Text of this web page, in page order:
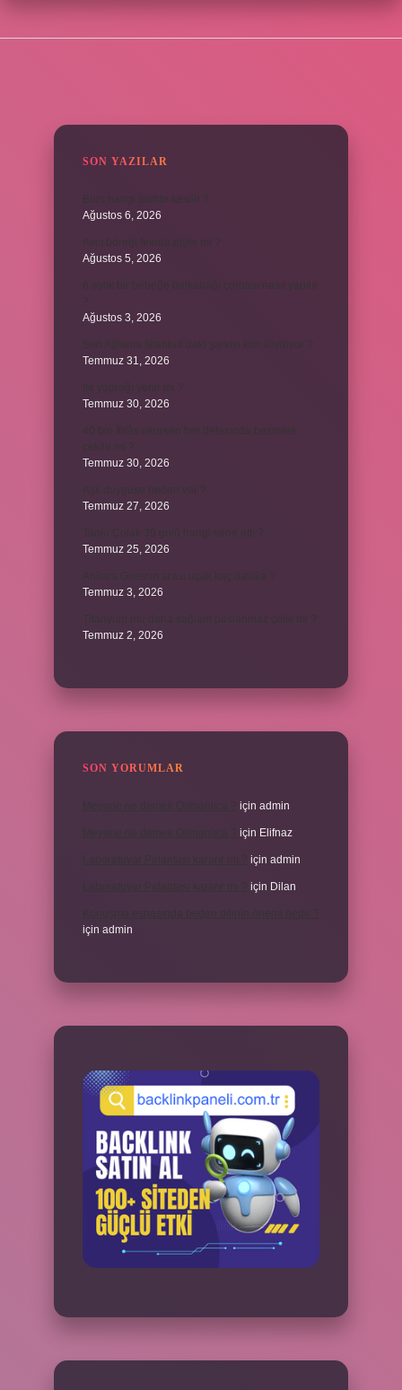
SON YAZILAR
Burs hangi tarihte kesilir ?
Ağustos 6, 2026
Avcı böreği fırında pişer mi ?
Ağustos 5, 2026
6 aylık bir bebeğe balkabağı çorbası nasıl yapılır
?
Ağustos 3, 2026
Sen Ağlama İstanbul’daki şarkıyı kim söylüyor ?
Temmuz 31, 2026
Itır yaprağı yenir mi ?
Temmuz 30, 2026
40 bin İhlâs okurken her defasında besmele
Temmuz 30, 2026
Temmuz 27, 2026
Temmuz 25, 2026
Temmuz 3, 2026
Titanyum mu daha sağlam paslanmaz çelik mi ?
Temmuz 2, 2026
SON YORUMLAR
için admin
için Elifnaz
için admin
için Dilan
için admin